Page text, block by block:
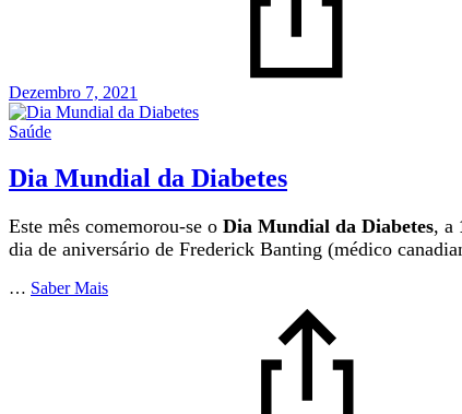
Dezembro 7, 2021
Saúde
Dia Mundial da Diabetes
Este mês comemorou-se o Dia Mundial da Diabetes, a
dia de aniversário de Frederick Banting (médico
… Saber Mais